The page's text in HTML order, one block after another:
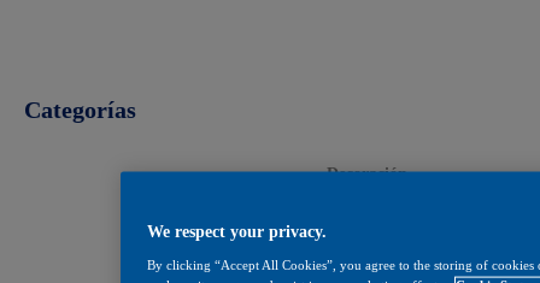
Categorías
Decoración
We respect your privacy.
By clicking “Accept All Cookies”, you agree to the storing of